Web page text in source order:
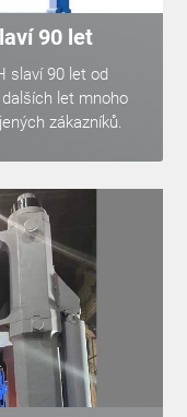
90 let
slaví 90 let od
let mnoho
zákazníků.